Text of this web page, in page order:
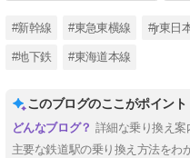
#新幹線 #東急東横線 #jr東日
#地下鉄 #東海道本線
このブログのここがポイント
詳細な乗り換え案
主要な鉄道駅の乗り換え方法をわ